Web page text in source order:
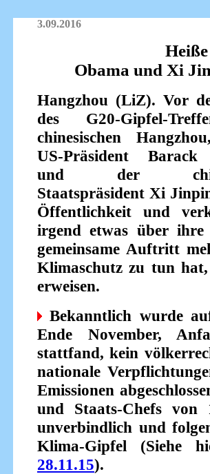
3.09.2016
Obama und Xi
Hangzhou (LiZ). Vor
des G20-Gipfel-
chinesischen
US-Präsident Barack
und der
Staatspräsident Xi
Öffentlichkeit und
irgend etwas über ihre
gemeinsame Auftritt
Klimaschutz zu tun
erweisen.
Bekanntlich wurde
Ende November,
stattfand, kein
nationale
Emissionen
und Staats-Chefs von
unverbindlich und
Klima-Gipfel (Siehe
28.11.15).